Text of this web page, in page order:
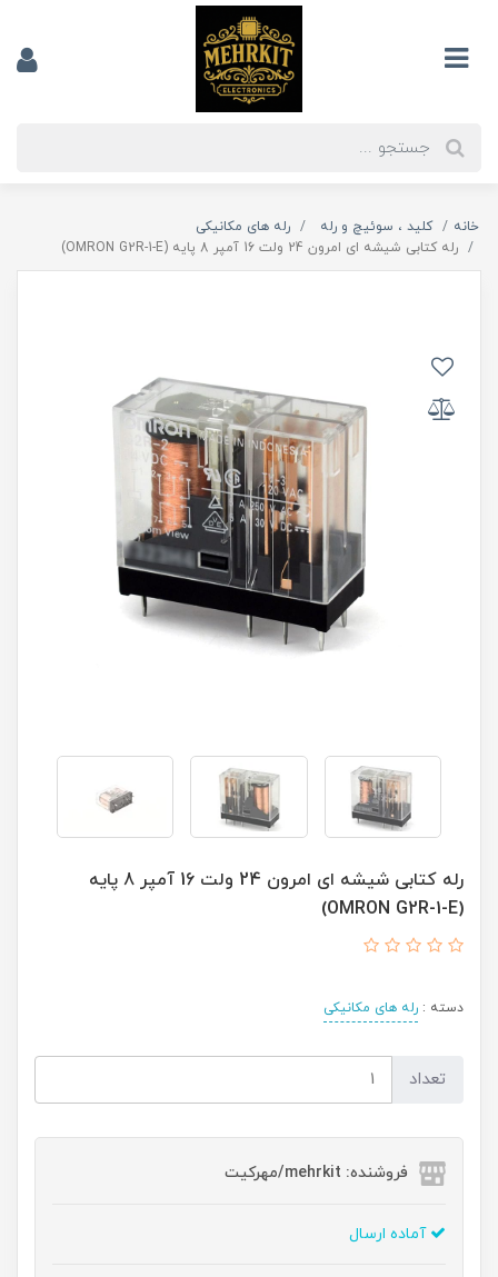
خانه کلید ، سوئیچ و رله
رله های مکانیکی
رله کتابی شیشه ای امرون 24 ولت 16 آمپر 8 پایه (OMRON G2R-1-E)
رله کتابی شیشه ای امرون 24 ولت 16 آمپر 8 پایه
(OMRON G2R-1-E)
دسته : رله های مکانیکی
تعداد
فروشنده: mehrkit/مهرکیت
آماده ارسال